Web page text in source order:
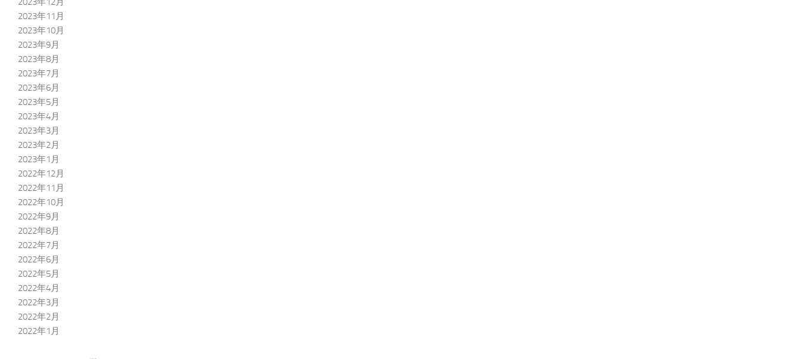
2023年11月
2023年10月
2023年9月
2023年8月
2023年7月
2023年6月
2023年5月
2023年4月
2023年3月
2023年2月
2023年1月
2022年12月
2022年11月
2022年10月
2022年9月
2022年8月
2022年7月
2022年6月
2022年5月
2022年4月
2022年3月
2022年2月
2022年1月